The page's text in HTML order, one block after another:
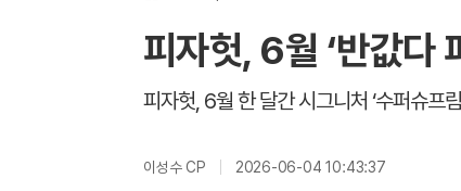
피자헛, 6월 ‘반값다
피자헛, 6월 한 달간 시그니처 ‘수퍼슈프
이성수 CP 2026-06-04 10:43:37